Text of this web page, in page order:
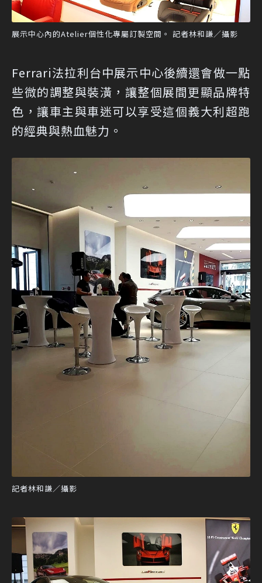
展示中心內的Atelier個性化專屬訂製空間。 記者林和謙／攝影
Ferrari法拉利台中展示中心後續還會做一點
些微的調整與裝潢，讓整個展間更顯品牌特
色，讓車主與車迷可以享受這個義大利超跑
的經典與熱血魅力。
記者林和謙／攝影